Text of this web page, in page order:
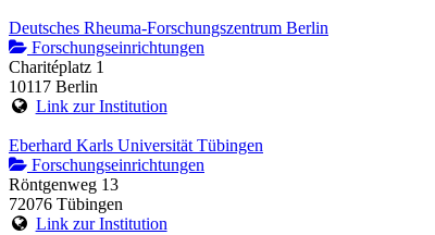
Deutsches Rheuma-Forschungszentrum Berlin
Forschungseinrichtungen
Charitéplatz 1
10117 Berlin
Link zur Institution
Eberhard Karls Universität Tübingen
Forschungseinrichtungen
Röntgenweg 13
72076 Tübingen
Link zur Institution